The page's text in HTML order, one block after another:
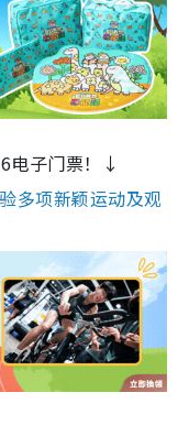
电子门票！↓
多项新颖运动及观